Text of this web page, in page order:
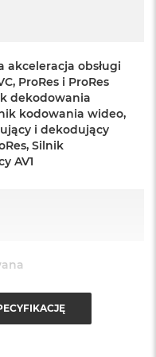
smukły, dostępny w
czy pracujesz, edytujesz
akceleracja obsługi
ProRes i ProRes
dekodowania
kodowania wideo,
i dekodujący
Silnik
AV1